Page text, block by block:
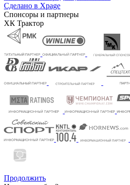
Сделано в Xpage
Спонсоры и партнеры
ХК Трактор
Продолжить